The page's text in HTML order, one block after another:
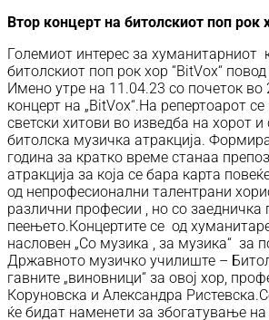
Втор концерт на битолскиот поп рок
Големиот интерес за хуманитарниот
битолскиот поп рок хор “BitVox“
Имено утре на 11.04.23 со почеток во
концерт на „BitVox“.На репертоарот
светски хитови во изведба на хорот и
битолска музичка атракција.
година за кратко време станаа
атракција за која се бара карта
од непрофесионални талентрани
различни професии , но со заедничка
пеењето.Концертите се од
насловен „Со музика , за музика“ за
Државното музичко училиште –
гавните „виновници“ за овој хор,
Коруновска и Александра
ќе бидат наменети за збогатување на